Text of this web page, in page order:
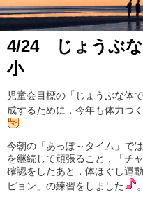
4/24 じょうぶ
小
児童会目標の「じょうぶな体
成するために，今年も体力つ
今朝の「あっぽ～タイム」で
を継続して頑張ること，「チ
確認をしたあと，体ほぐし運
ピョン」の練習をしました
。